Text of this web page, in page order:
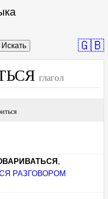
Искать 🇬🇧
глагол
,
РАЗГОВОРОМ